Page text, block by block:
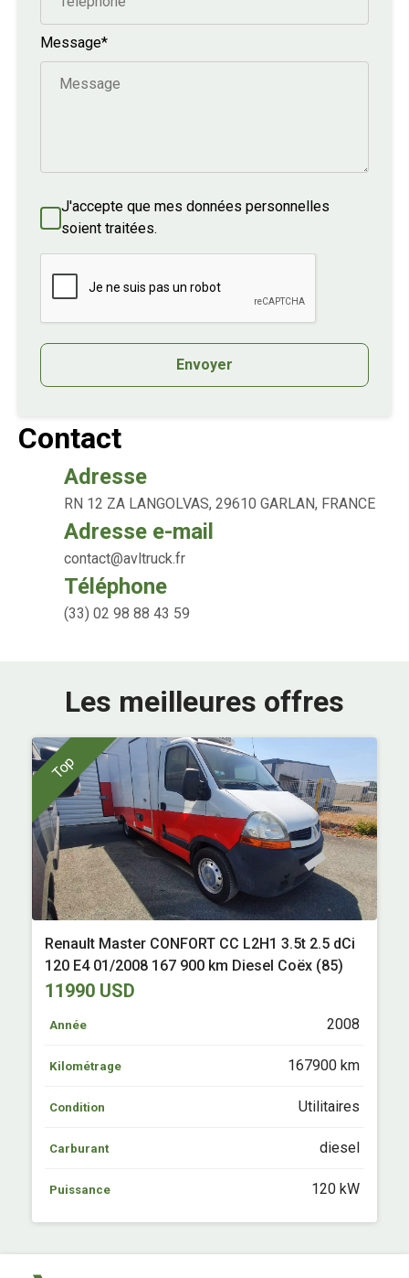
Message*
J'accepte que mes données personnelles
soient traitées.
Envoyer
Contact
Adresse
RN 12 ZA LANGOLVAS, 29610 GARLAN, FRANCE
Adresse e-mail
contact@avltruck.fr
Téléphone
(33) 02 98 88 43 59
Les meilleures offres
Top
Renault Master CONFORT CC L2H1 3.5t 2.5 dCi
120 E4 01/2008 167 900 km Diesel Coëx (85)
11990 USD
Année 2008
Kilométrage 167900 km
Condition Utilitaires
Carburant diesel
Puissance 120 kW